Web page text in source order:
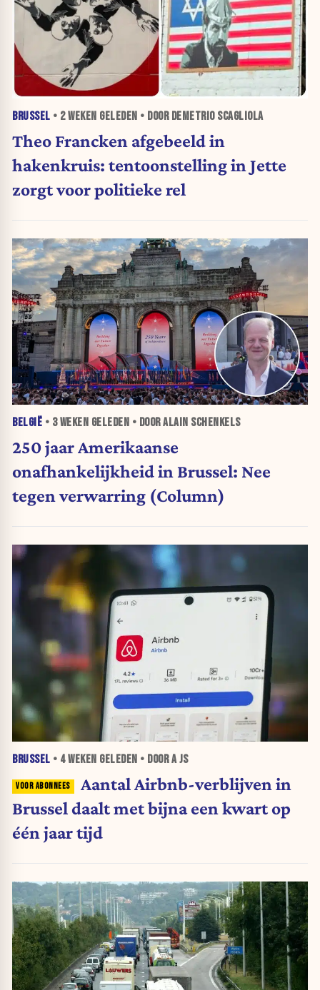
BRUSSEL • 2 WEKEN GELEDEN • DOOR DEMETRIO SCAGLIOLA
Theo Francken afgebeeld in
hakenkruis: tentoonstelling in Jette
zorgt voor politieke rel
BELGIË • 3 WEKEN GELEDEN • DOOR ALAIN SCHENKELS
250 jaar Amerikaanse
onafhankelijkheid in Brussel: Nee
tegen verwarring (Column)
BRUSSEL • 4 WEKEN GELEDEN • DOOR A JS
Aantal Airbnb-verblijven in
Brussel daalt met bijna een kwart op
één jaar tijd